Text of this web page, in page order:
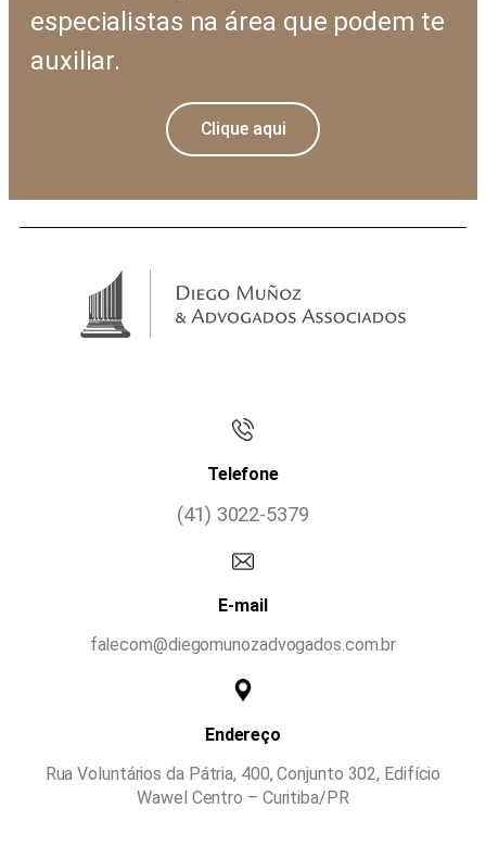
especialistas na área que podem te
auxiliar.
Clique aqui
Telefone
(41) 3022-5379
E-mail
falecom@diegomunozadvogados.com.br
Endereço
Rua Voluntários da Pátria, 400, Conjunto 302, Edifício
Wawel Centro – Curitiba/PR